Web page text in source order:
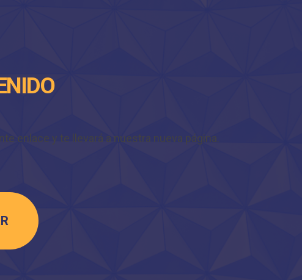
enlace y te llevará a nuestra nueva página.